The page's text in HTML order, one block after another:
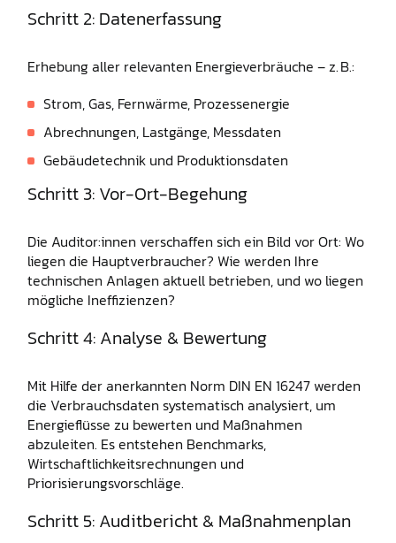
Schritt 2: Datenerfassung
Erhebung aller relevanten Energieverbräuche – z. B.:
Strom, Gas, Fernwärme, Prozessenergie
Abrechnungen, Lastgänge, Messdaten
Gebäudetechnik und Produktionsdaten
Schritt 3: Vor-Ort-Begehung
Die Auditor:innen verschaffen sich ein Bild vor Ort: Wo
liegen die Hauptverbraucher? Wie werden Ihre
technischen Anlagen aktuell betrieben, und wo liegen
mögliche Ineffizienzen?
Schritt 4: Analyse & Bewertung
Mit Hilfe der anerkannten Norm DIN EN 16247 werden
die Verbrauchsdaten systematisch analysiert, um
Energieflüsse zu bewerten und Maßnahmen
abzuleiten. Es entstehen Benchmarks,
Wirtschaftlichkeitsrechnungen und
Priorisierungsvorschläge.
Schritt 5: Auditbericht & Maßnahmenplan